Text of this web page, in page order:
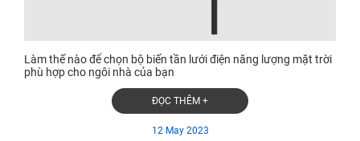
Làm thế nào để chọn bộ biến tần lưới điện năng lượng mặt trời
phù hợp cho ngôi nhà của bạn
ĐỌC THÊM +
12 May 2023